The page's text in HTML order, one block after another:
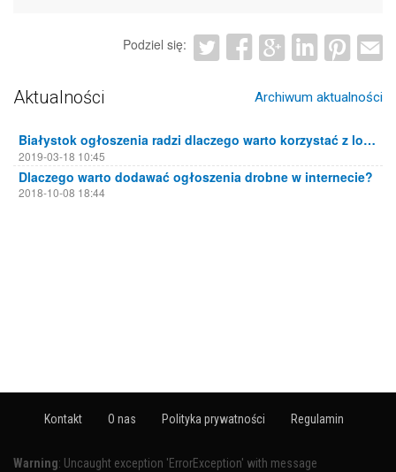
Podziel się:
Aktualności Archiwum aktualności
Białystok ogłoszenia radzi dlaczego warto korzystać z lokalnych portali ogłoszeniowych
2019-03-18 10:45
Dlaczego warto dodawać ogłoszenia drobne w internecie?
2018-10-08 18:44
Kontakt O nas Polityka prywatności Regulamin
Warning: Uncaught exception 'ErrorException' with message